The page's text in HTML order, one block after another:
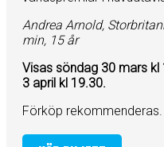
Andrea Arnold,
min, 15 år
Visas söndag 30 mars
3 april kl 19.30.
Förköp rekommenderas.